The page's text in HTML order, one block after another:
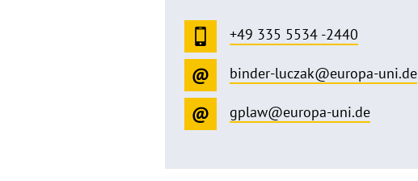
+49 335 5534 -2440
binder-luczak@europa-uni.de
gplaw@europa-uni.de